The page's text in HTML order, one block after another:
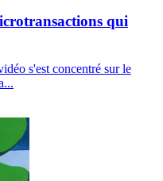
qui
s'est concentré sur le